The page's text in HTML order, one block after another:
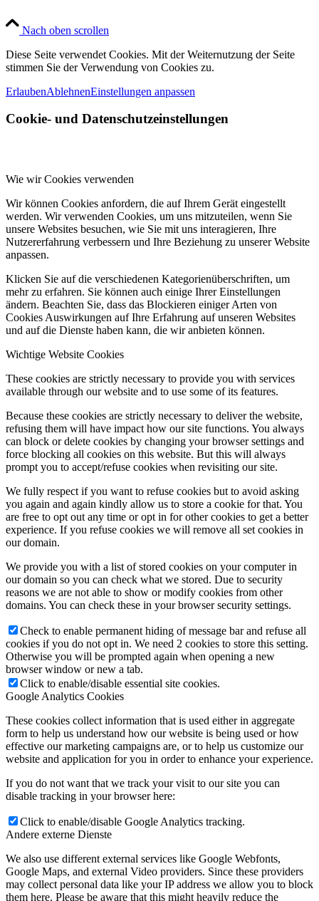
Nach oben scrollen
Diese Seite verwendet Cookies. Mit der Weiternutzung der Seite
stimmen Sie der Verwendung von Cookies zu.
ErlaubenAblehnenEinstellungen anpassen
Cookie- und Datenschutzeinstellungen
Wie wir Cookies verwenden
Wir können Cookies anfordern, die auf Ihrem Gerät eingestellt
werden. Wir verwenden Cookies, um uns mitzuteilen, wenn Sie
unsere Websites besuchen, wie Sie mit uns interagieren, Ihre
Nutzererfahrung verbessern und Ihre Beziehung zu unserer Website
anpassen.
Klicken Sie auf die verschiedenen Kategorienüberschriften, um
mehr zu erfahren. Sie können auch einige Ihrer Einstellungen
ändern. Beachten Sie, dass das Blockieren einiger Arten von
Cookies Auswirkungen auf Ihre Erfahrung auf unseren Websites
und auf die Dienste haben kann, die wir anbieten können.
Wichtige Website Cookies
These cookies are strictly necessary to provide you with services
available through our website and to use some of its features.
Because these cookies are strictly necessary to deliver the website,
refusing them will have impact how our site functions. You always
can block or delete cookies by changing your browser settings and
force blocking all cookies on this website. But this will always
prompt you to accept/refuse cookies when revisiting our site.
We fully respect if you want to refuse cookies but to avoid asking
you again and again kindly allow us to store a cookie for that. You
are free to opt out any time or opt in for other cookies to get a better
experience. If you refuse cookies we will remove all set cookies in
our domain.
We provide you with a list of stored cookies on your computer in
our domain so you can check what we stored. Due to security
reasons we are not able to show or modify cookies from other
domains. You can check these in your browser security settings.
Check to enable permanent hiding of message bar and refuse all
cookies if you do not opt in. We need 2 cookies to store this setting.
Otherwise you will be prompted again when opening a new
browser window or new a tab.
Click to enable/disable essential site cookies.
Google Analytics Cookies
These cookies collect information that is used either in aggregate
form to help us understand how our website is being used or how
effective our marketing campaigns are, or to help us customize our
website and application for you in order to enhance your experience.
If you do not want that we track your visit to our site you can
disable tracking in your browser here:
Click to enable/disable Google Analytics tracking.
Andere externe Dienste
We also use different external services like Google Webfonts,
Google Maps, and external Video providers. Since these providers
may collect personal data like your IP address we allow you to block
them here. Please be aware that this might heavily reduce the